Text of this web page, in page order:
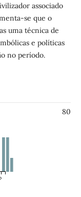
associado
se que o
uma técnica de
e políticas
no período.
80